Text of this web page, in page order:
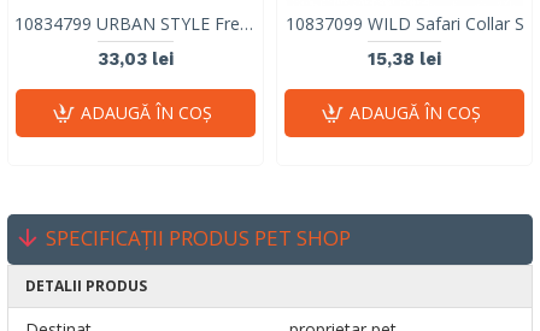
10834799 URBAN STYLE Freestyle Leash M
33,03 lei
ADAUGĂ ÎN COŞ
10837099 WILD Safari Collar S
15,38 lei
ADAUGĂ ÎN COŞ
SPECIFICAȚII PRODUS PET SHOP
DETALII PRODUS